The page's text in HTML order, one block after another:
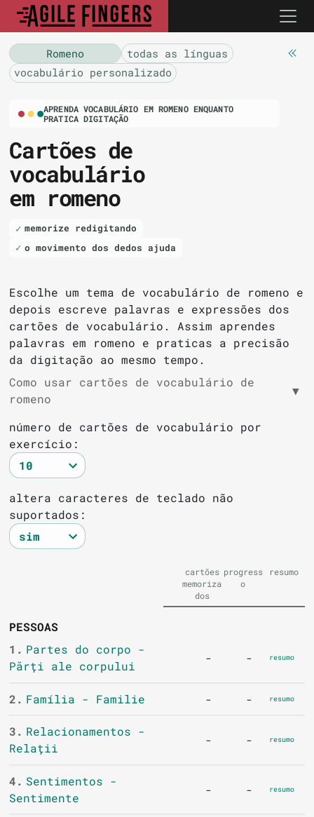
Romeno
todas as línguas
vocabulário personalizado
APRENDA VOCABULÁRIO EM ROMENO ENQUANTO
PRATICA DIGITAÇÃO
Cartões de
vocabulário
em romeno
memorize redigitando
o movimento dos dedos ajuda
Escolhe um tema de vocabulário de romeno e
depois escreve palavras e expressões dos
cartões de vocabulário. Assim aprendes
palavras em romeno e praticas a precisão
da digitação ao mesmo tempo.
Como usar cartões de vocabulário de
romeno
▼
número de cartões de vocabulário por
exercício:
altera caracteres de teclado não
suportados:
cartões
memoriza
dos
progress
o
resumo
PESSOAS
1. Partes do corpo -
Părți ale corpului
- - resumo
2. Família - Familie - - resumo
3. Relacionamentos -
Relații
- - resumo
4. Sentimentos -
Sentimente
- - resumo